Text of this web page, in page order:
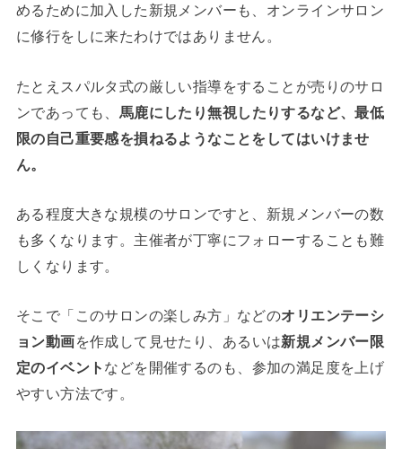
めるために加入した新規メンバーも、オンラインサロン
に修行をしに来たわけではありません。
たとえスパルタ式の厳しい指導をすることが売りのサロ
ンであっても、 馬鹿にしたり無視したりするなど、最低
限の自己重要感を損ねるようなことをしてはいけませ
ん。
ある程度大きな規模のサロンですと、新規メンバーの数
も多くなります。主催者が丁寧にフォローすることも難
しくなります。
そこで「このサロンの楽しみ方」などのオリエンテーシ
ョン動画を作成して見せたり、あるいは新規メンバー限
定のイベント などを開催するのも、参加の満足度を上げ
やすい方法です。